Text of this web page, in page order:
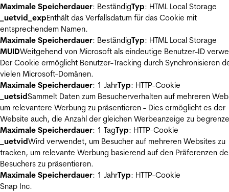
Maximale Speicherdauer: BeständigTyp: HTML Local Storage
_uetvid_expEnthält das Verfallsdatum für das Cookie mit
entsprechendem Namen.
Maximale Speicherdauer: BeständigTyp: HTML Local Storage
MUIDWeitgehend von Microsoft als eindeutige Benutzer-ID
Der Cookie ermöglicht Benutzer-Tracking durch Synchronisieren
vielen Microsoft-Domänen.
Maximale Speicherdauer: 1 JahrTyp: HTTP-Cookie
_uetsidSammelt Daten zum Besucherverhalten auf mehreren
um relevantere Werbung zu präsentieren - Dies ermöglicht es der
Website auch, die Anzahl der gleichen Werbeanzeige zu
Maximale Speicherdauer: 1 TagTyp: HTTP-Cookie
_uetvidWird verwendet, um Besucher auf mehreren Websites zu
tracken, um relevante Werbung basierend auf den Präferenzen
Besuchers zu präsentieren.
Maximale Speicherdauer: 1 JahrTyp: HTTP-Cookie
Snap Inc.